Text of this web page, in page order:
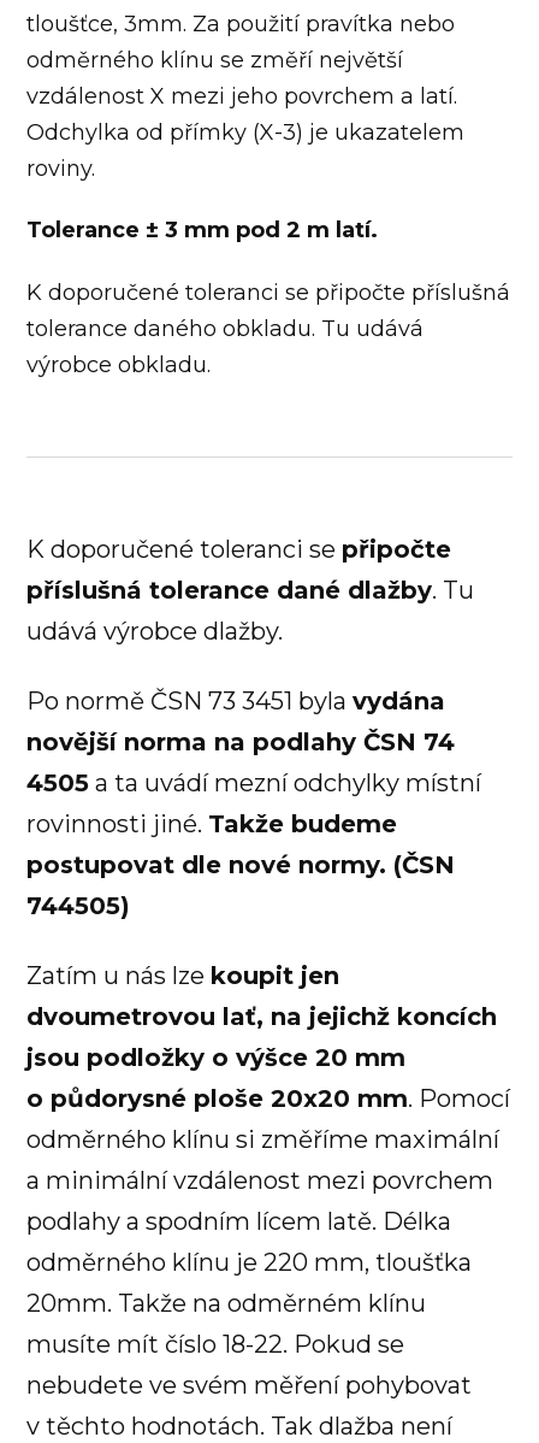
tloušťce, 3mm. Za použití pravítka nebo
odměrného klínu se změří největší
vzdálenost X mezi jeho povrchem a latí.
Odchylka od přímky (X-3) je ukazatelem
roviny.
Tolerance ± 3 mm pod 2 m latí.
K doporučené toleranci se připočte příslušná
tolerance daného obkladu. Tu udává
výrobce obkladu.
K doporučené toleranci se připočte
příslušná tolerance dané dlažby. Tu
udává výrobce dlažby.
Po normě ČSN 73 3451 bylavydána
novější norma na podlahy ČSN 74
4505 a ta uvádí mezní odchylky místní
rovinnosti jiné. Takže budeme
postupovat dle nové normy. (ČSN
744505)
Zatím u nás lze koupit jen
dvoumetrovou lať, na jejichž koncích
jsou podložky o výšce 20 mm
o půdorysné ploše 20x20 mm. Pomocí
odměrného klínu si změříme maximální
a minimální vzdálenost mezi povrchem
podlahy a spodním lícem latě. Délka
odměrného klínu je 220 mm, tloušťka
20mm. Takže na odměrném klínu
musíte mít číslo 18-22. Pokud se
nebudete ve svém měření pohybovat
v těchto hodnotách. Tak dlažba není